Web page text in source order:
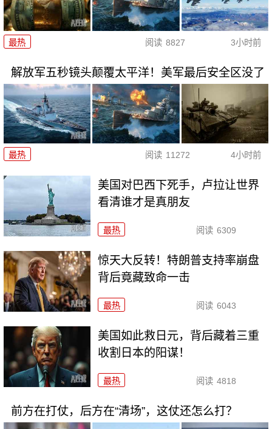
最热 阅读 8827 3小时前
解放军五秒镜头颠覆太平洋！美军最后安全区没了
最热 阅读 11272 4小时前
美国对巴西下死手，卢拉让世界
看清谁才是真朋友
最热 阅读 6309
惊天大反转！特朗普支持率崩盘
背后竟藏致命一击
最热 阅读 6043
美国如此救日元，背后藏着三重
收割日本的阳谋！
最热 阅读 4818
前方在打仗，后方在“清场”，这仗还怎么打？